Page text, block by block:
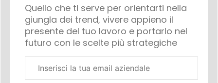
Quello che ti serve per orientarti nella
giungla dei trend, vivere appieno il
presente del tuo lavoro e portarlo nel
futuro con le scelte più strategiche
aziendale